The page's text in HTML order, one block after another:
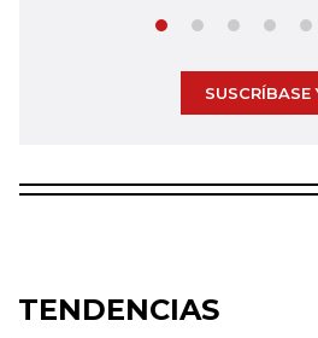
SUSCRÍBASE
TENDENCIAS